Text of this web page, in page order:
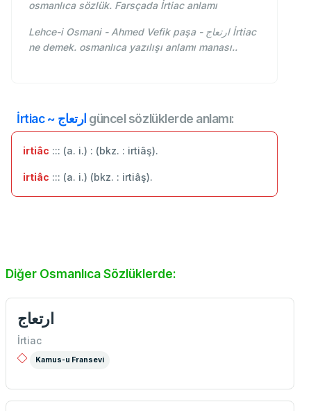
osmanlıca sözlük. Farsçada İrtiac anlamı
Lehce-i Osmani - Ahmed Vefik paşa - ارتعاج İrtiac
ne demek. osmanlıca yazılışı anlamı manası..
İrtiac ~ ارتعاج güncel sözlüklerde anlamı:
irtiâc ::: (a. i.) : (bkz. : irtiâş).
irtiâc ::: (a. i.) (bkz. : irtiâş).
Diğer Osmanlıca Sözlüklerde:
ارتعاج
İrtiac
Kamus-u Fransevi